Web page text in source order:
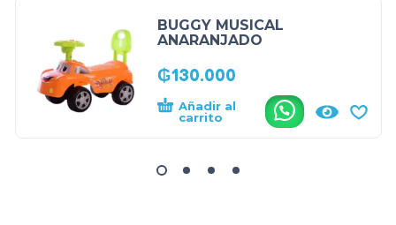
BUGGY MUSICAL
ANARANJADO
₲130.000
Añadir al
carrito
.